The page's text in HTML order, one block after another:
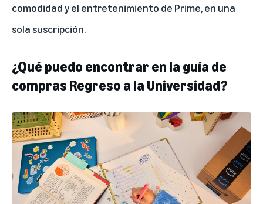
comodidad y el entretenimiento de Prime, en una
sola suscripción.
¿Qué puedo encontrar en la guía de
compras Regreso a la Universidad?